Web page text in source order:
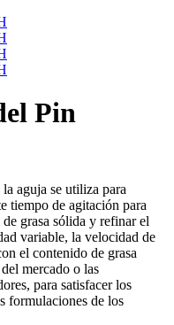
Pin
aguja se utiliza para
tiempo de agitación para
grasa sólida y refinar el
variable, la velocidad de
el contenido de grasa
mercado o las
para satisfacer los
formulaciones de los